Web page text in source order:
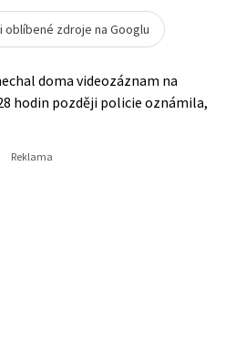
oblíbené zdroje na Googlu
doma videozáznam na
hodin později policie oznámila,